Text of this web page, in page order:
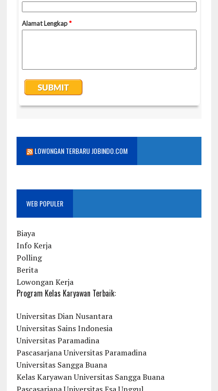
LOWONGAN TERBARU JOBINDO.COM
WEB POPULER
Biaya
Info Kerja
Polling
Berita
Lowongan Kerja
Program Kelas Karyawan Terbaik:
Universitas Dian Nusantara
Universitas Sains Indonesia
Universitas Paramadina
Pascasarjana Universitas Paramadina
Universitas Sangga Buana
Kelas Karyawan Universitas Sangga Buana